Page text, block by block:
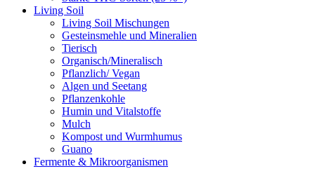
Living Soil
Living Soil Mischungen
Gesteinsmehle und Mineralien
Tierisch
Organisch/Mineralisch
Pflanzlich/ Vegan
Algen und Seetang
Pflanzenkohle
Humin und Vitalstoffe
Mulch
Kompost und Wurmhumus
Guano
Fermente & Mikroorganismen